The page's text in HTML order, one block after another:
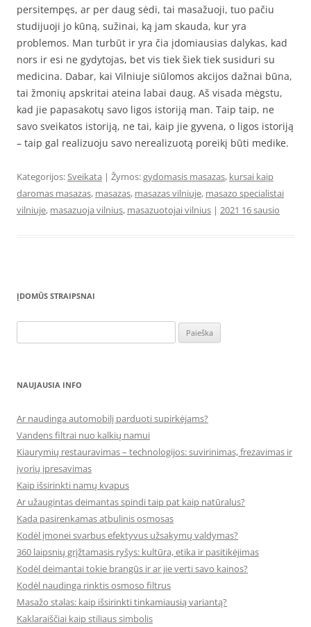
persitempęs, ar per daug sėdi, tai masažuoji, tuo pačiu
studijuoji jo kūną, sužinai, ką jam skauda, kur yra
problemos. Man turbūt ir yra čia įdomiausias dalykas, kad
nors ir esi ne gydytojas, bet vis tiek šiek tiek susiduri su
medicina. Dabar, kai Vilniuje siūlomos akcijos dažnai būna,
tai žmonių apskritai ateina labai daug. Aš visada mėgstu,
kad jie papasakotų savo ligos istoriją man. Taip taip, ne
savo sveikatos istoriją, ne tai, kaip jie gyvena, o ligos istoriją
– taip gal realizuoju savo nerealizuotą poreikį būti medike.
Kategorijos:Sveikata | Žymos:gydomasis masazas, kursai kaip
daromas masazas, masazas, masazas vilniuje, masazo specialistai
vilniuje, masazuoja vilnius, masazuotojai vilnius | 2021 16 sausio
ĮDOMŪS STRAIPSNAI
NAUJAUSIA INFO
Ar naudinga automobilį parduoti supirkėjams?
Vandens filtrai nuo kalkių namui
Kiaurymių restauravimas – technologijos: suvirinimas, frezavimas ir
įvorių įpresavimas
Kaip išsirinkti namų kvapus
Ar užaugintas deimantas spindi taip pat kaip natūralus?
Kada pasirenkamas atbulinis osmosas
Kodėl įmonei svarbus efektyvus užsakymų valdymas?
360 laipsnių grįžtamasis ryšys: kultūra, etika ir pasitikėjimas
Kodėl deimantai tokie brangūs ir ar jie verti savo kainos?
Kodėl naudinga rinktis osmoso filtrus
Masažo stalas: kaip išsirinkti tinkamiausią variantą?
Kaklaraiščiai kaip stiliaus simbolis